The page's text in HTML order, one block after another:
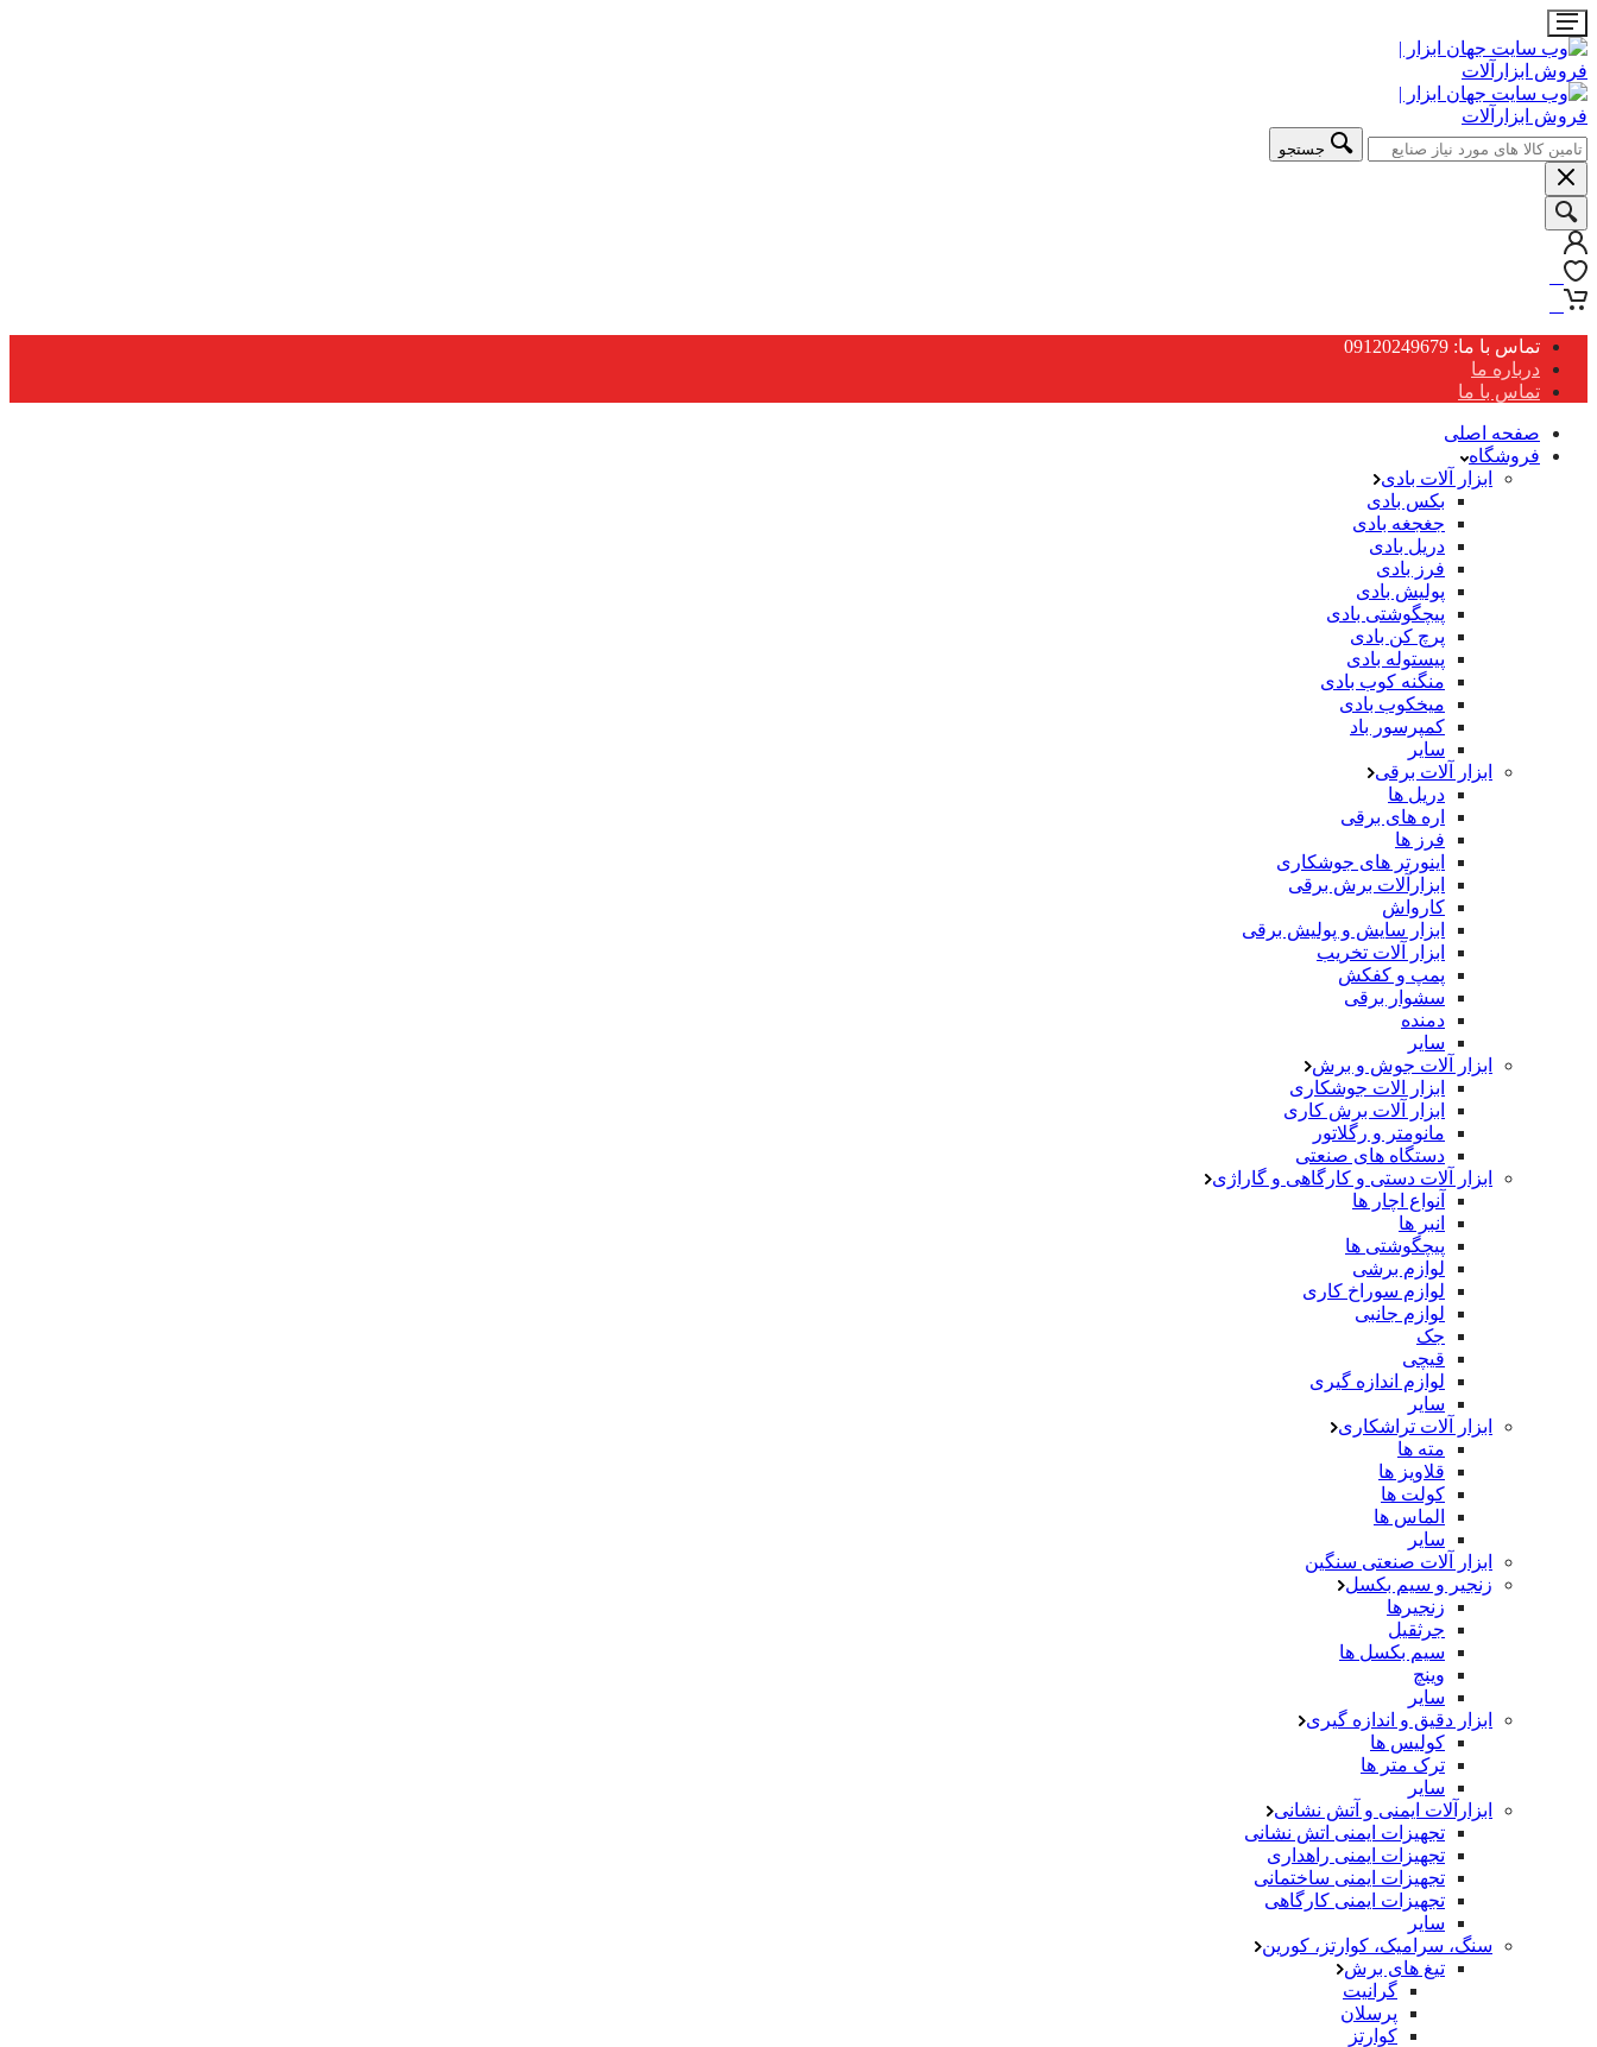
جستجو
تماس با ما: 09120249679
درباره ما
تماس با ما
صفحه اصلی
فروشگاه
ابزار آلات بادی
بکس بادی
جغجغه بادی
دریل بادی
فرز بادی
پولیش بادی
پیچگوشتی بادی
پرچ کن بادی
پیستوله بادی
منگنه کوب بادی
میخکوب بادی
کمپرسور باد
سایر
ابزار آلات برقی
دریل ها
اره های برقی
فرز ها
اینورتر های جوشکاری
ابزارآلات برش برقی
کارواش
ابزار سایش و پولیش برقی
ابزار آلات تخریب
پمپ و کفکش
سشوار برقی
دمنده
سایر
ابزار آلات جوش و برش
ابزار الات جوشکاری
ابزار آلات برش کاری
مانومتر و رگلاتور
دستگاه های صنعتی
ابزار آلات دستی و کارگاهی و گاراژی
آنواع اچار ها
انبر ها
پیچگوشتی ها
لوازم برشی
لوازم سوراخ کاری
لوازم جانبی
جک
قیچی
لوازم اندازه گیری
سایر
ابزار آلات تراشکاری
مته ها
قلاویز ها
کولت ها
الماس ها
سایر
ابزار آلات صنعتی سنگین
زنجیر و سیم بکسل
زنجیرها
جرثقیل
سیم بکسل ها
وینچ
سایر
ابزار دقیق و اندازه گیری
کولیس ها
ترک متر ها
سایر
ابزارآلات ایمنی و آتش نشانی
تجهیزات ایمنی اتش نشانی
تجهیزات ایمنی راهداری
تجهیزات ایمنی ساختمانی
تجهیزات ایمنی کارگاهی
سایر
سنگ، سرامیک، کوارتز، کورین
تیغ های برش
گرانیت
پرسلان
کوارتز